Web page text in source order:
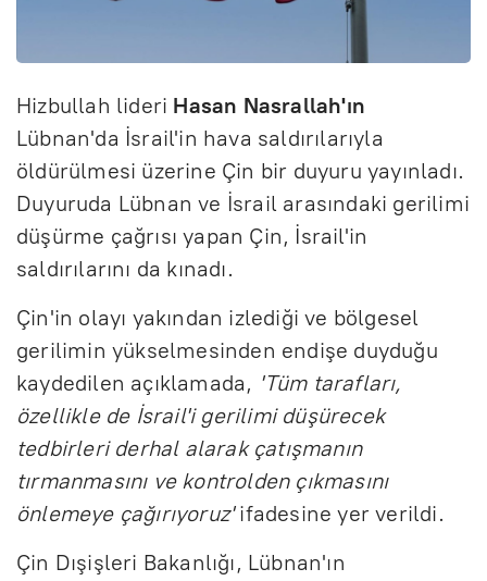
Hizbullah lideri Hasan Nasrallah'ın
Lübnan'da İsrail'in hava saldırılarıyla
öldürülmesi üzerine Çin bir duyuru yayınladı.
Duyuruda Lübnan ve İsrail arasındaki gerilimi
düşürme çağrısı yapan Çin, İsrail'in
saldırılarını da kınadı.
Çin'in olayı yakından izlediği ve bölgesel
gerilimin yükselmesinden endişe duyduğu
kaydedilen açıklamada, 'Tüm tarafları,
özellikle de İsrail'i gerilimi düşürecek
tedbirleri derhal alarak çatışmanın
tırmanmasını ve kontrolden çıkmasını
önlemeye çağırıyoruz'ifadesine yer verildi.
Çin Dışişleri Bakanlığı, Lübnan'ın